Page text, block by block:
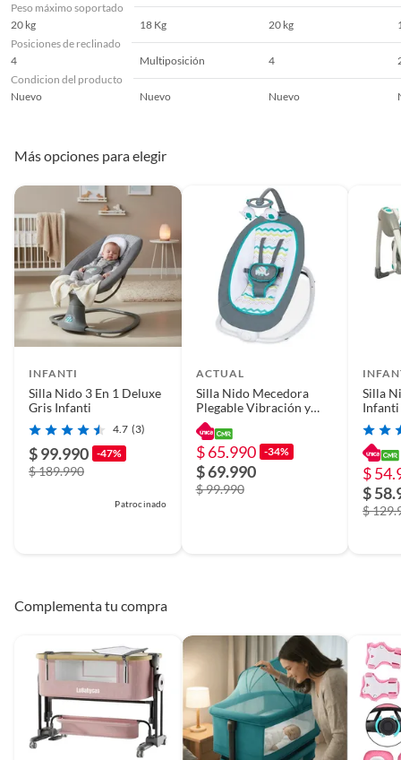
Peso máximo soportado
20 kg
18 Kg 20 kg
Posiciones de reclinado
4
Multiposición 4
Condicion del producto
Nuevo
Nuevo Nuevo
Más opciones para elegir
INFANTI
Silla Nido 3 En 1 Deluxe
Gris Infanti
4.7 (3)
$ 99.990 -47%
$ 189.990
Patrocinado
ACTUAL
Silla Nido Mecedora
Plegable Vibración y
Sonidos
$ 65.990 -34%
$ 69.990
$ 99.990
Silla
Infanti
$
$
$
Complementa tu compra